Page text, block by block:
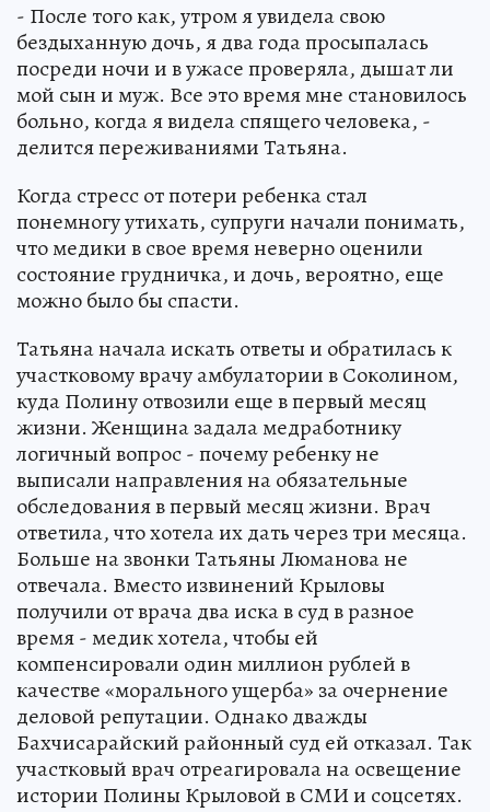
- После того как, утром я увидела свою
бездыханную дочь, я два года просыпалась
посреди ночи и в ужасе проверяла, дышат ли
мой сын и муж. Все это время мне становилось
больно, когда я видела спящего человека, -
делится переживаниями Татьяна.
Когда стресс от потери ребенка стал
понемногу утихать, супруги начали понимать,
что медики в свое время неверно оценили
состояние грудничка, и дочь, вероятно, еще
можно было бы спасти.
Татьяна начала искать ответы и обратилась к
участковому врачу амбулатории в Соколином,
куда Полину отвозили еще в первый месяц
жизни. Женщина задала медработнику
логичный вопрос - почему ребенку не
выписали направления на обязательные
обследования в первый месяц жизни. Врач
ответила, что хотела их дать через три месяца.
Больше на звонки Татьяны Люманова не
отвечала. Вместо извинений Крыловы
получили от врача два иска в суд в разное
время - медик хотела, чтобы ей
компенсировали один миллион рублей в
качестве «морального ущерба» за очернение
деловой репутации. Однако дважды
Бахчисарайский районный суд ей отказал. Так
участковый врач отреагировала на освещение
истории Полины Крыловой в СМИ и соцсетях.